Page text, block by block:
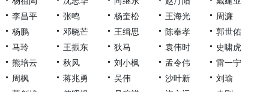
李昌平
张鸣 杨奎松 王海光
周濂
杨鹏
邓晓芒 王缉思 陈奉孝
郭世佑
马玲
王振东 狄马 袁伟时
史啸虎
熊培云
秋风 刘小枫 孟令伟
雷一宁
周枫
蒋兆勇 吴伟 沙叶新
刘瑜